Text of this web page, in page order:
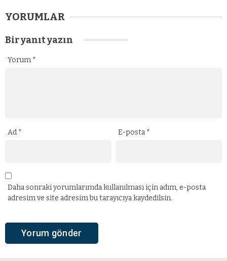
YORUMLAR
Bir yanıt yazın
Yorum *
Ad * E-posta *
Daha sonraki yorumlarımda kullanılması için adım, e-posta
adresim ve site adresim bu tarayıcıya kaydedilsin.